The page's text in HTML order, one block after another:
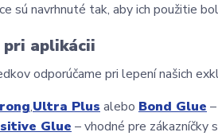
sú navrhnuté tak, aby ich použitie
aplikácii
odporúčame pri lepení našich
,Ultra Plus alebo Bond Glue
Glue – vhodné pre